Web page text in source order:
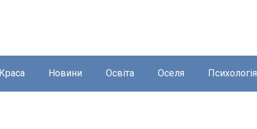
Краса Новини Освіта Оселя Психологія